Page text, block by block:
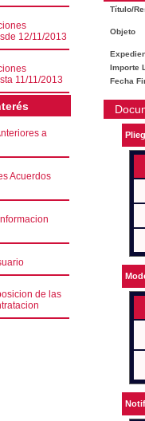
12/11/2013
11/11/2013
a
Acuerdos
de las
Título/
Objeto
Importe
Fecha